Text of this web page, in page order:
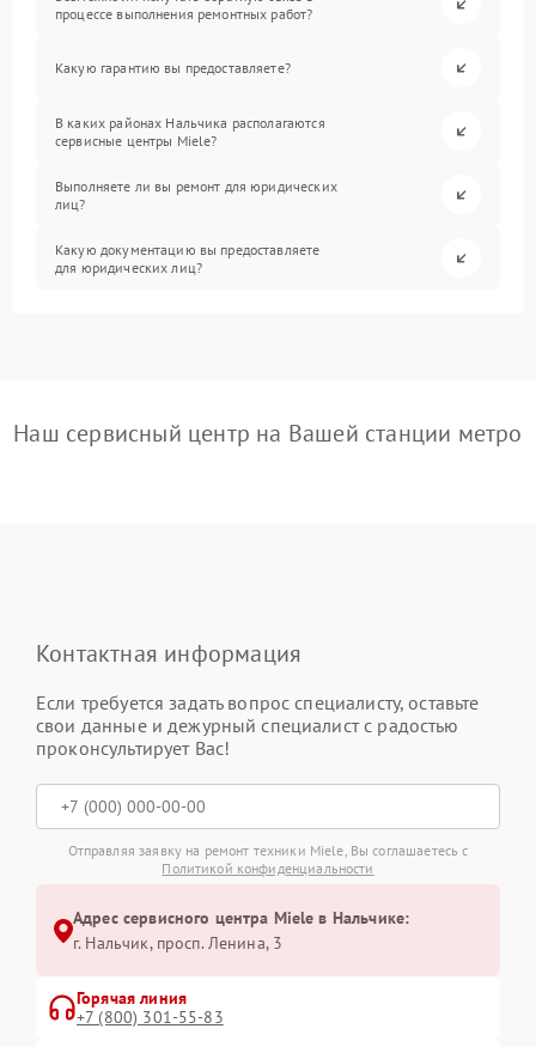
процессе выполнения ремонтных работ?
Какую гарантию вы предоставляете?
В каких районах Нальчика располагаются
сервисные центры Miele?
Выполняете ли вы ремонт для юридических
лиц?
Какую документацию вы предоставляете
для юридических лиц?
Наш сервисный центр на Вашей станции метро
Контактная информация
Если требуется задать вопрос специалисту, оставьте
свои данные и дежурный специалист с радостью
проконсультирует Вас!
Отправляя заявку на ремонт техники Miele, Вы соглашаетесь с
Политикой конфиденциальности
Адрес сервисного центра Miele в Нальчике:
г. Нальчик, просп. Ленина, 3
Горячая линия
+7 (800) 301-55-83